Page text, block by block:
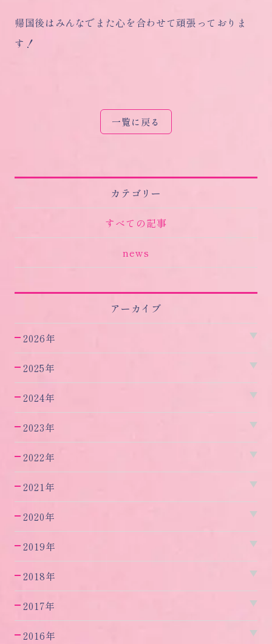
カテゴリー
すべての記事
news
アーカイブ
2026年
2025年
2024年
2023年
2022年
2021年
2020年
2019年
2018年
2017年
2016年
帰国後はみんなでまた心を合わせて頑張っておりま
す！
一覧に戻る